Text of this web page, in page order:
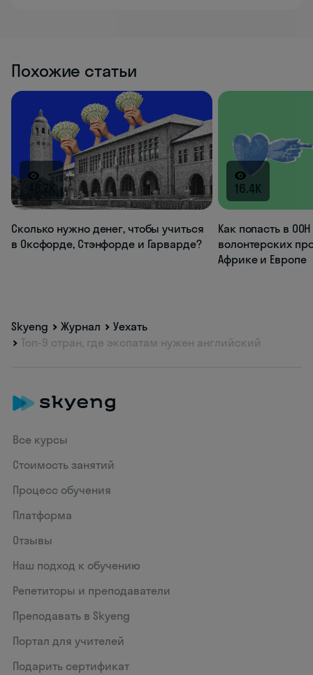
Похожие статьи
48.7K
Сколько нужно денег, чтобы учиться
в Оксфорде, Стэнфорде и Гарварде?
16.4K
Как попасть в
волонтерских
Африке и Европе
Skyeng Журнал
Уехать
Топ-9 стран, где экспатам нужен английский
Все курсы
Стоимость занятий
Процесс обучения
Платформа
Отзывы
Наш подход к обучению
Репетиторы и преподаватели
Преподавать в Skyeng
Портал для учителей
Подарить сертификат